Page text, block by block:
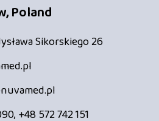
Poland
Sikorskiego 26
+48 572 742 151